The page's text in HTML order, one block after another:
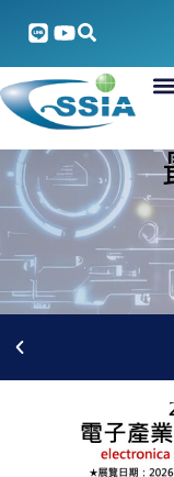
5/27(三)AI安防